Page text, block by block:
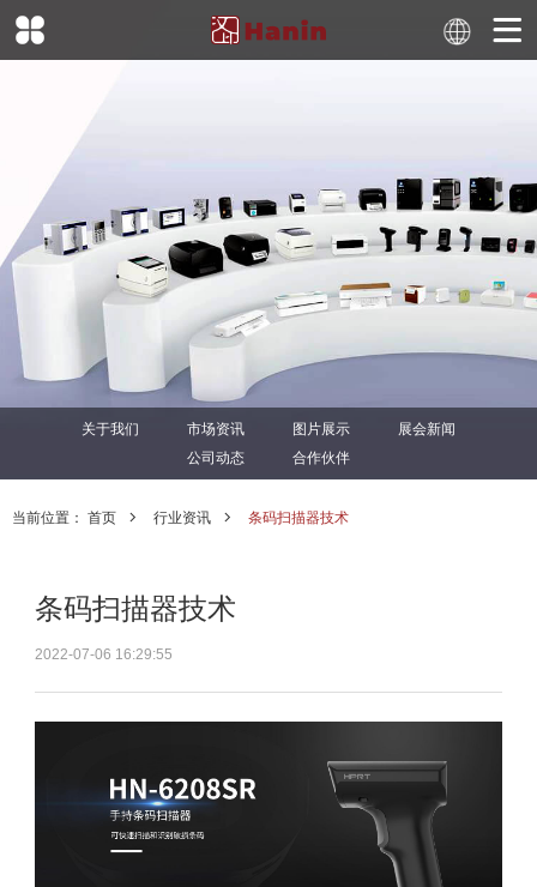
关于我们 市场资讯 图片展示
展会新闻
公司动态
合作伙伴
当前位置： 首页 行业资讯 条码扫描器技术
条码扫描器技术
2022-07-06 16:29:55